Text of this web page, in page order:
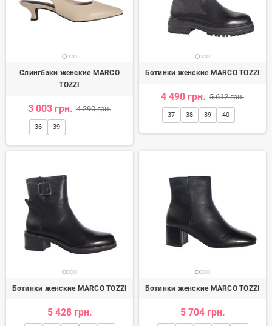
Слингбэки женские MARCO
TOZZI
3 003 грн. 4 290 грн.
36 39
Ботинки женские MARCO TOZZI
4 490 грн. 5 612 грн.
37 38 39 40
Ботинки женские MARCO TOZZI
5 428 грн.
Ботинки женские MARCO TOZZI
5 704 грн.